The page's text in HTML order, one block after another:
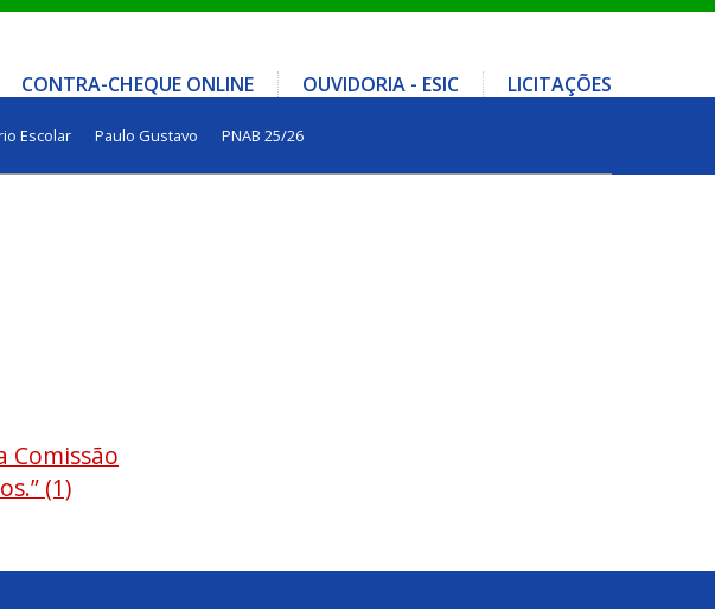
CONTRA-CHEQUE ONLINE OUVIDORIA - ESIC LICITAÇÕES
Escolar Paulo Gustavo PNAB 25/26
Comissão
(1)